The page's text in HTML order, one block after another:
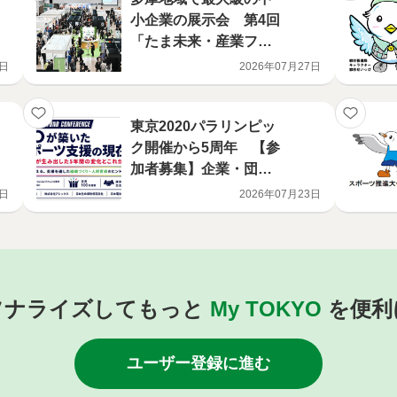
小企業の展示会 第4回
「たま未来・産業フェ
ア」出展者を募集2026年07月27日
東京2020パラリンピッ
ク開催から5周年 【参
加者募集】企業・団体
向け講演会「TEAM BE
YOND CONFERENC
Oが築いたパラスポー
の実践が生み出した5年
間の変化とこれから
2026年07月23日
ライズしてもっと My TOKYO を便
ユーザー登録に進む